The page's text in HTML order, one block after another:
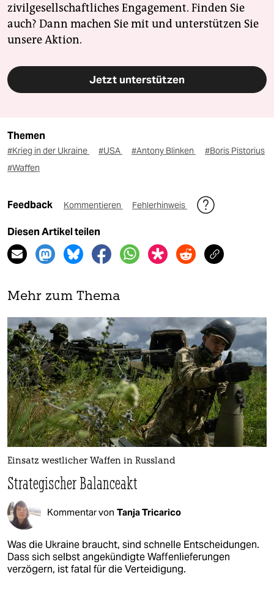
zivilgesellschaftliches Engagement. Finden Sie
auch? Dann machen Sie mit und unterstützen Sie
unsere Aktion.
Jetzt unterstützen
Themen
#Krieg in der Ukraine #USA #Antony Blinken
#Boris Pistorius
#Waffen
Feedback Kommentieren Fehlerhinweis
Diesen Artikel teilen
Mehr zum Thema
Einsatz westlicher Waffen in Russland
Strategischer Balanceakt
Kommentar von Tanja Tricarico
Was die Ukraine braucht, sind schnelle Entscheidungen.
Dass sich selbst angekündigte Waffenlieferungen
verzögern, ist fatal für die Verteidigung.